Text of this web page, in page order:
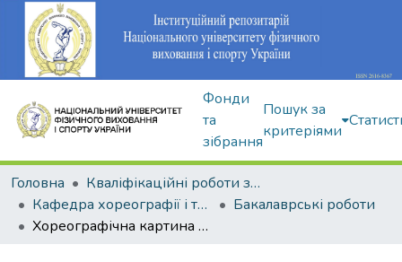
Фонди
та
зібрання
Пошук за
критеріями
Головна
Кваліфікаційні роботи здобувачів вищої освіти
Кафедра хореографії і танцювальних видів спорту
Бакалаврські роботи
Хореографічна картина "Вибір життя"